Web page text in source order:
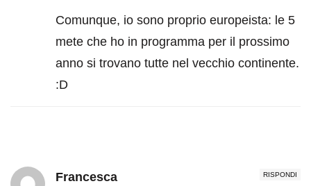
Comunque, io sono proprio europeista: le 5
mete che ho in programma per il prossimo
anno si trovano tutte nel vecchio continente.
:D
RISPONDI
Francesca